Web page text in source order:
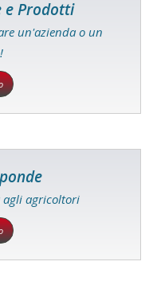
e Prodotti
un'azienda o un
agli agricoltori